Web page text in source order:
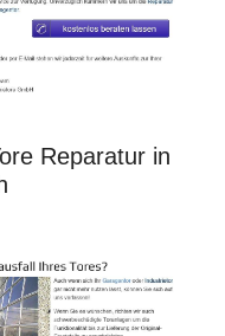
Reparatur in